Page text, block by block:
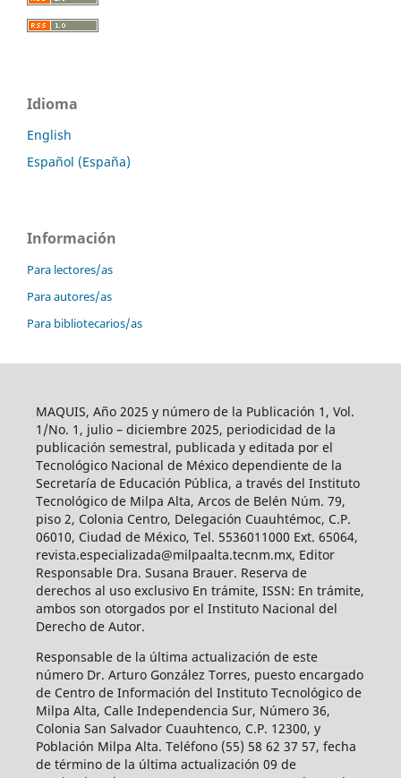
Idioma
English
Español (España)
Información
Para lectores/as
Para autores/as
Para bibliotecarios/as
MAQUIS, Año 2025 y número de la Publicación 1, Vol.
1/No. 1, julio – diciembre 2025, periodicidad de la
publicación semestral, publicada y editada por el
Tecnológico Nacional de México dependiente de la
Secretaría de Educación Pública, a través del Instituto
Tecnológico de Milpa Alta, Arcos de Belén Núm. 79,
piso 2, Colonia Centro, Delegación Cuauhtémoc, C.P.
06010, Ciudad de México, Tel. 5536011000 Ext. 65064,
revista.especializada@milpaalta.tecnm.mx, Editor
Responsable Dra. Susana Brauer. Reserva de
derechos al uso exclusivo En trámite, ISSN: En trámite,
ambos son otorgados por el Instituto Nacional del
Derecho de Autor.
Responsable de la última actualización de este
número Dr. Arturo González Torres, puesto encargado
de Centro de Información del Instituto Tecnológico de
Milpa Alta, Calle Independencia Sur, Número 36,
Colonia San Salvador Cuauhtenco, C.P. 12300, y
Población Milpa Alta. Teléfono (55) 58 62 37 57, fecha
de término de la última actualización 09 de